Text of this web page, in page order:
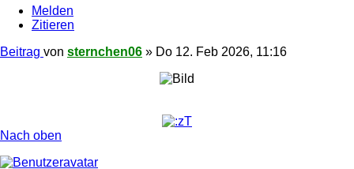
Melden
Zitieren
Beitrag von sternchen06 » Do 12. Feb 2026, 11:16
Nach oben